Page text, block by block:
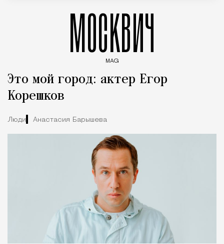
МОСКВИЧ
MAG
Это мой город: актер Егор
Корешков
Люди Анастасия Барышева